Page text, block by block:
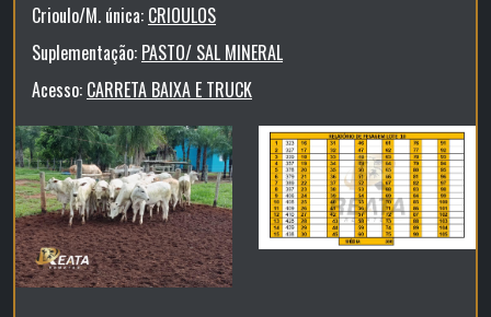
Crioulo/M. única: CRIOULOS
Suplementação: PASTO/ SAL MINERAL
Acesso: CARRETA BAIXA E TRUCK